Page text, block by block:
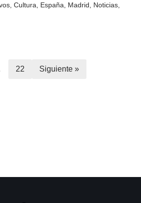
Cultura España Madrid Noticias
22 Siguiente »